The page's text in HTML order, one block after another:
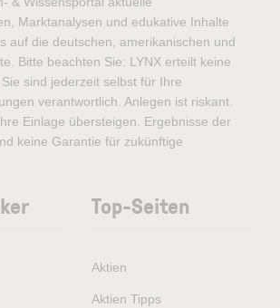
Marktanalysen und edukative Inhalte
auf die deutschen, amerikanischen und
Bitte beachten Sie: LYNX erteilt keine
sind jederzeit selbst für Ihre
verantwortlich. Anlegen ist riskant.
Einlage übersteigen. Ergebnisse der
keine Garantie für zukünftige
Top-Seiten
Aktien
Aktien Tipps